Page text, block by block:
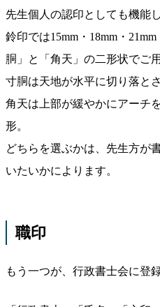
先生個人の認印としても機能し
鈴印では15mm・18mm・
胴」と「角天」の二形状でご
寸胴は天地が水平に切り落と
角天は上部が緩やかにアーチ
形。
どちらを選ぶかは、先生方が
いたいかによります。
職印
もう一つが、行政書士会に登